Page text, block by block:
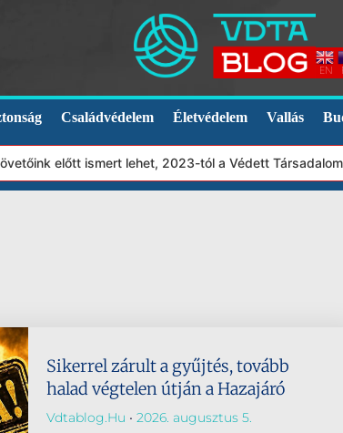
EN
Családvédelem Életvédelem Vallás
előtt ismert lehet, 2023-tól a Védett Társadalom
Sikerrel zárult a gyűjtés, tovább
halad végtelen útján a Hazajáró
Vdtablog.hu 2026. augusztus 5.